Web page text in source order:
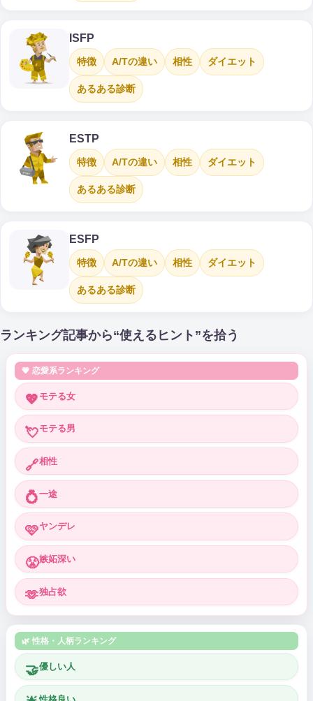
ISFP
特徴 A/Tの違い 相性 ダイエット
あるある診断
ESTP
特徴 A/Tの違い 相性 ダイエット
あるある診断
ESFP
特徴 A/Tの違い 相性 ダイエット
あるある診断
ランキング記事から“使えるヒント”を拾う
💗 恋愛系ランキング
💖 モテる女
💘モテる男
🔗相性
💍一途
🩷ヤンデレ
😤嫉妬深い
🫶独占欲
🌿 性格・人柄ランキング
🤝優しい人